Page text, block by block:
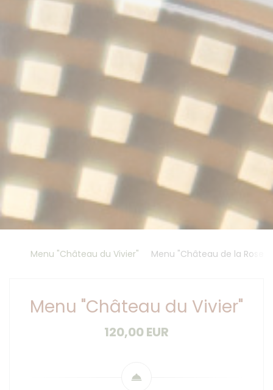
Menu "Château du Vivier" Menu "Château de la
Menu "Château du Vivier"
120,00 EUR